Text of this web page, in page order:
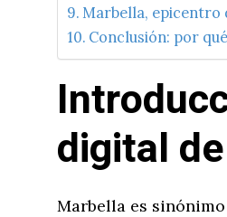
Marbella, epicentro
Conclusión: por
digital
Marbella es